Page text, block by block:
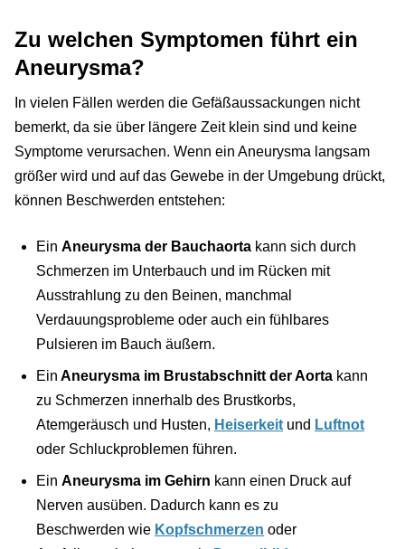
Zu welchen Symptomen führt ein
Aneurysma?
In vielen Fällen werden die Gefäßaussackungen nicht
bemerkt, da sie über längere Zeit klein sind und keine
Symptome verursachen. Wenn ein Aneurysma langsam
größer wird und auf das Gewebe in der Umgebung drückt,
können Beschwerden entstehen:
Ein Aneurysma der Bauchaorta kann sich durch
Schmerzen im Unterbauch und im Rücken mit
Ausstrahlung zu den Beinen, manchmal
Verdauungsprobleme oder auch ein fühlbares
Pulsieren im Bauch äußern.
Ein Aneurysma im Brustabschnitt der Aorta kann
zu Schmerzen innerhalb des Brustkorbs,
Atemgeräusch und Husten, Heiserkeit und Luftnot
oder Schluckproblemen führen.
Ein Aneurysma im Gehirn kann einen Druck auf
Nerven ausüben. Dadurch kann es zu
Beschwerden wie Kopfschmerzen oder